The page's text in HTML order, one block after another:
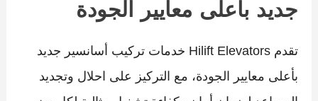
جديد بأعلى معايير الجودة
تقدم Hilift Elevators خدمات تركيب أسانسير جديد
بأعلى معايير الجودة، مع التركيز على احلال وتجديد